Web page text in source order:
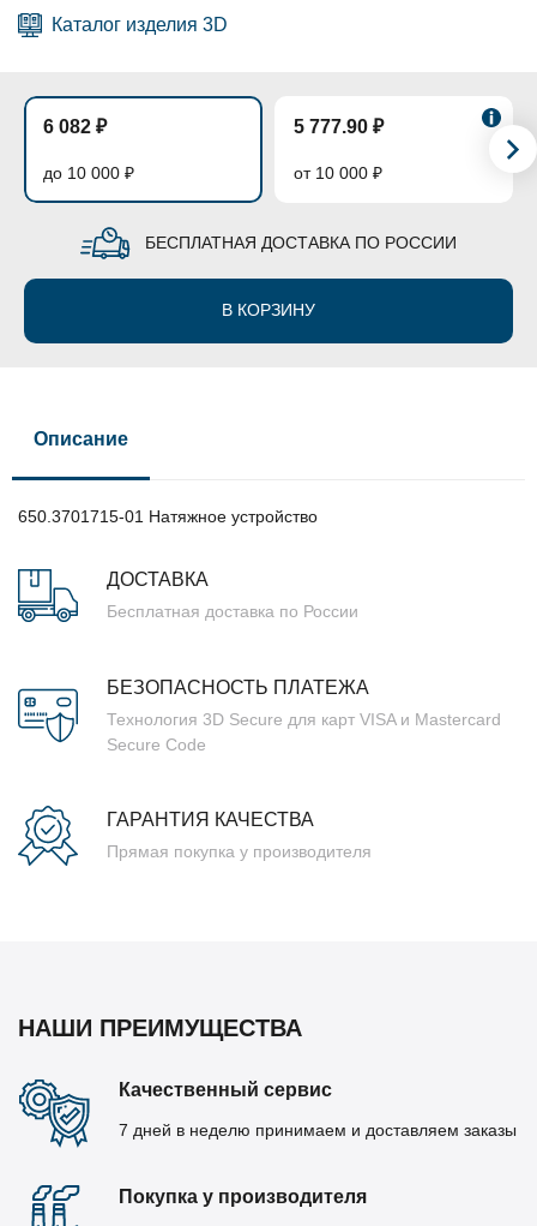
Каталог изделия 3D
6 082 ₽
до 10 000 ₽
5 777.90 ₽
от 10 000 ₽
БЕСПЛАТНАЯ ДОСТАВКА ПО РОССИИ
В КОРЗИНУ
Описание
650.3701715-01 Натяжное устройство
ДОСТАВКА
Бесплатная доставка по России
БЕЗОПАСНОСТЬ ПЛАТЕЖА
Технология 3D Secure для карт VISA и Mastercard
Secure Code
ГАРАНТИЯ КАЧЕСТВА
Прямая покупка у производителя
НАШИ ПРЕИМУЩЕСТВА
Качественный сервис
7 дней в неделю принимаем и доставляем заказы
Покупка у производителя